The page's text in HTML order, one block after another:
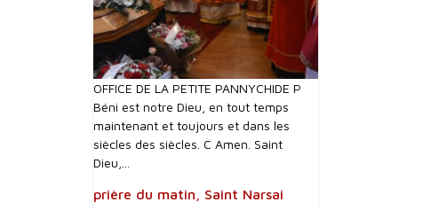
OFFICE DE LA PETITE PANNYCHIDE P
Béni est notre Dieu, en tout temps
maintenant et toujours et dans les
siècles des siècles. C Amen. Saint
Dieu,...
prière du matin, Saint Narsai